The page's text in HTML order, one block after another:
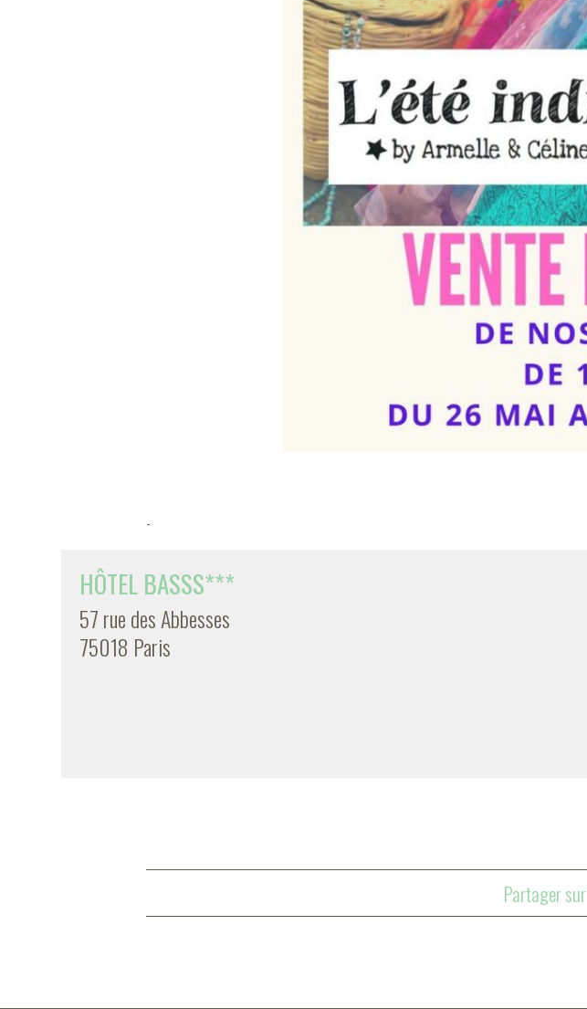
-
HÔTEL BASSS***
57 rue des Abbesses
75018 Paris
Partager sur